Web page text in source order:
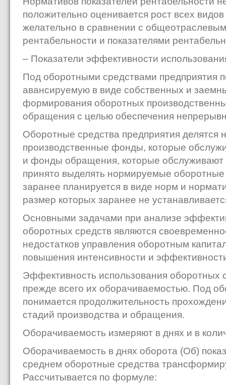
положительно оценивается рост всех
желательно в сравнении с
рентабельности и показателями
– Показатели эффективности
Под оборотными средствами предприятия
авансируемую в виде собственных и
формирования оборотных
обращения с целью обеспечения
Оборотные средства предприятия делятся
производственные фонды, которые
и фонды обращения, которые обслуживают
принято выделять нормируемые
заранее планируется в виде норм и
размер которых заранее не
Основными задачами при анализе
оборотных средств являются
недостатков управления оборотным
повышения интенсивности и
Эффективность использования оборотных
прежде всего их оборачиваемостью. Под
понимается продолжительность
стадий производства и обращения.
Оборачиваемость измеряют в днях и в
Оборачиваемость в днях оборота (Об)
среднем оборотные средства
Рассчитывается по формуле: